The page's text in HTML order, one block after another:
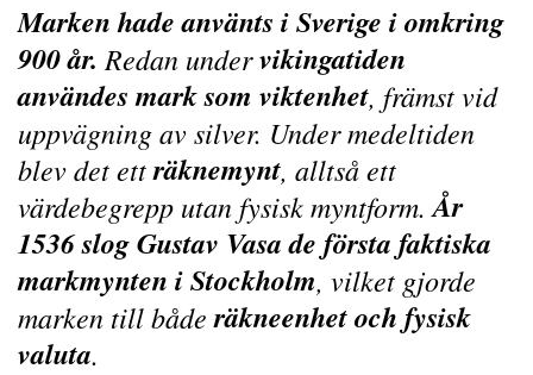
Marken hade använts i Sverige i omkring
900 år. Redan undervikingatiden
användes mark som viktenhet, främst vid
uppvägning av silver. Under medeltiden
blev det etträknemynt, alltså ett
värdebegrepp utan fysisk myntform.År
1536 slog Gustav Vasa de första faktiska
markmynten i Stockholm, vilket gjorde
marken till båderäkneenhet och fysisk
valuta.